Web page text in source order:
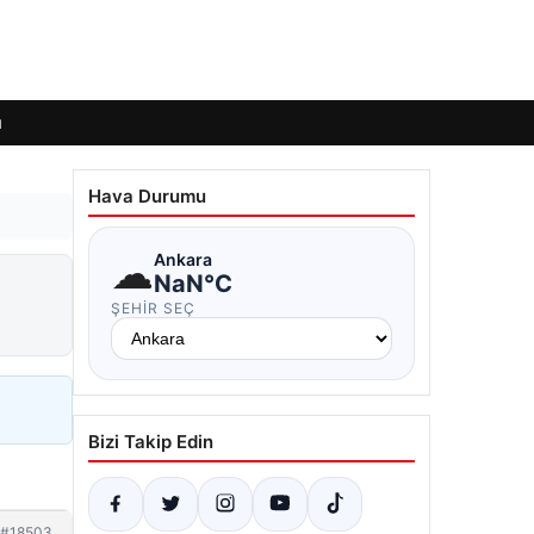
Hava Durumu
☁Ankara
NaN°C
ŞEHIR SEÇ
Bizi Takip Edin